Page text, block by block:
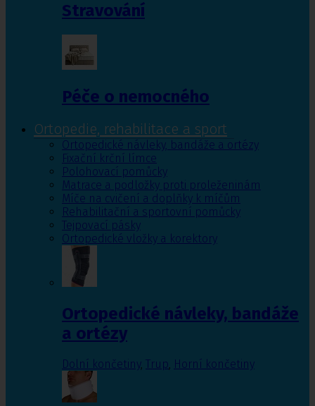
Stravování
Péče o nemocného
Ortopedie, rehabilitace a sport
Ortopedické návleky, bandáže a ortézy
Fixační krční límce
Polohovací pomůcky
Matrace a podložky proti proleženinám
Míče na cvičení a doplňky k míčům
Rehabilitační a sportovní pomůcky
Tejpovací pásky
Ortopedické vložky a korektory
Ortopedické návleky, bandáže
a ortézy
Dolní končetiny, Trup, Horní končetiny